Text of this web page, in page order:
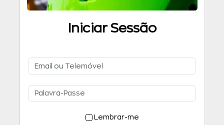
Iniciar Sessão
Lembrar-me